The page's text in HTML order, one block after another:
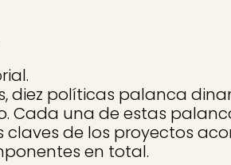
diez políticas palanca
Cada una de estas
de los proyectos
en total.